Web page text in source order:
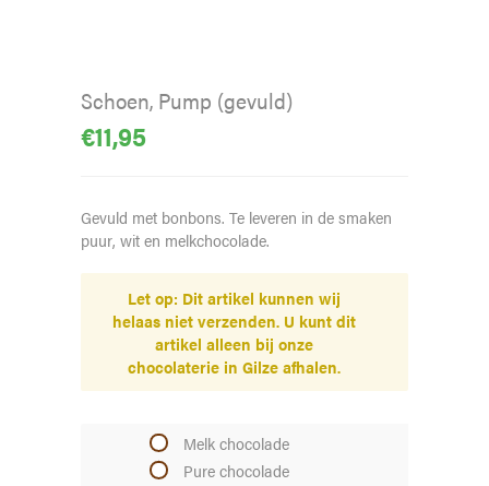
Schoen, Pump (gevuld)
€11,95
Gevuld met bonbons. Te leveren in de smaken
puur, wit en melkchocolade.
Let op: Dit artikel kunnen wij
helaas niet verzenden. U kunt dit
artikel alleen bij onze
chocolaterie in Gilze afhalen.
Melk chocolade
Pure chocolade